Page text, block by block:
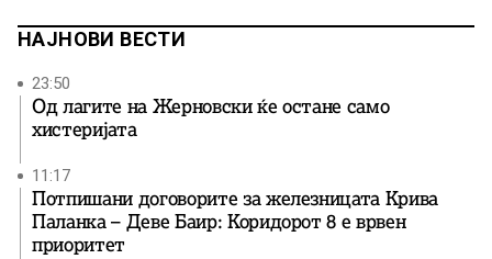
НАЈНОВИ ВЕСТИ
23:50
Од лагите на Жерновски ќе остане само
хистеријата
11:17
Потпишани договорите за железницата Крива
Паланка – Деве Баир: Коридорот 8 е врвен
приоритет